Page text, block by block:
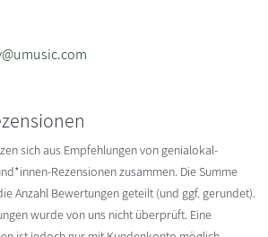
sich aus Empfehlungen von genialokal-
Rezensionen zusammen. Die Summe
Anzahl Bewertungen geteilt (und ggf. gerundet).
wurde von uns nicht überprüft. Eine